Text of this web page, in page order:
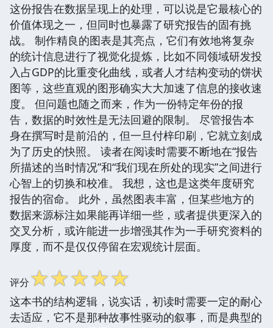
这份报告在数据呈现上的处理，可以说是它最核心的
价值体现之一，但同时也暴露了研究报告的固有挑
战。 制作精良的图表是其亮点，它们有效地将复杂
的统计信息进行了视觉化提炼，比如不同领域研发投
入占GDP的比重变化曲线，或者人才结构变动的饼状
图等，这些直观的图形确实大大加速了信息的接收速
度。 但问题也随之而来，作为一份特定年份的报
告，数据的时效性是无法回避的限制。 尽管报告本
身在撰写时是前沿的，但一旦付梓印刷，它就立刻成
为了历史的快照。 读者在阅读时需要不断地在“报告
所描述的当时情况”和“我们现在所处的现实”之间进行
心智上的切换和校准。 我想，这也是这类年度研究
报告的宿命。 此外，虽然图表丰富，但某些地方的
数据来源标注如果能再详细一些，或者提供更深入的
交叉分析，或许能进一步增强其作为一手研究资料的
厚度，而不是仅仅停留在宏观统计层面。
评分☆☆☆☆☆
这本书的结构逻辑，说实话，初读时需要一定的耐心
去适应，它不是那种故事性驱动的叙事，而是典型的